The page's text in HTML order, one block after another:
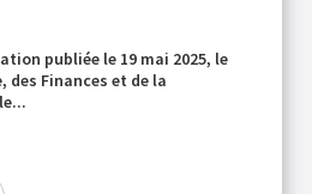
publiée le 19 mai 2025, le
des Finances et de la